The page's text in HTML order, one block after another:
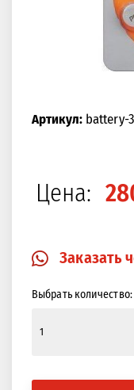
Артикул:battery-
Цена:
Заказать
Выбрать количество: